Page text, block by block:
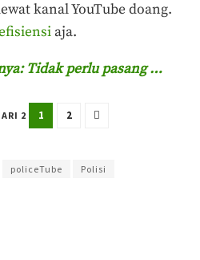
kanal YouTube doang.
aja.
Tidak perlu pasang …
2 1 2
policeTube Polisi